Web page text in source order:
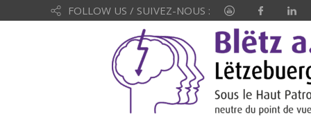
FOLLOW US / SUIVEZ-NOUS :